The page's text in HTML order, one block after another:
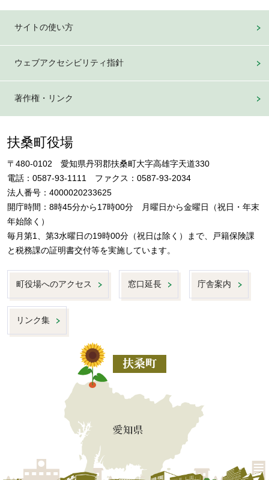
サイトの使い方
ウェブアクセシビリティ指針
著作権・リンク
扶桑町役場
〒480-0102 愛知県丹羽郡扶桑町大字高雄字天道330
電話：0587-93-1111 ファクス：0587-93-2034
法人番号：4000020233625
開庁時間：8時45分から17時00分 月曜日から金曜日（祝日・年末
年始除く）
毎月第1、第3水曜日の19時00分（祝日は除く）まで、戸籍保険課
と税務課の証明書交付等を実施しています。
町役場へのアクセス 窓口延長 庁舎案内
リンク集